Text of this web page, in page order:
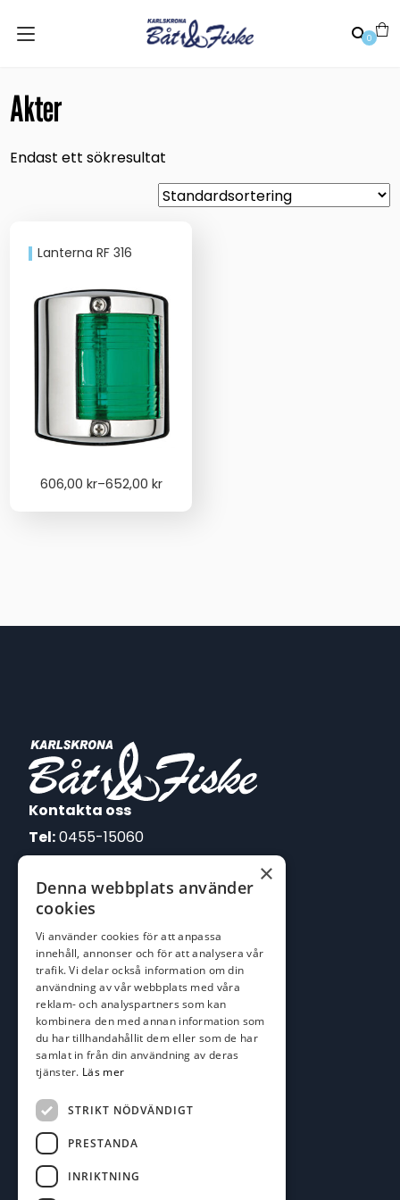
0
Akter
Endast ett sökresultat
Lanterna RF 316
606,00 kr–652,00 kr
Price
Kontakta oss
Tel:0455-15060
E-post:
johan@batofiske.se
kim@batofiske.se
Adress
Karlskrona Båt & Fiske AB
Lallerstedts gata 4
371 54 Karlskrona
Följ oss
Facebook
×
Denna webbplats använder
cookies
Vi använder cookies för att anpassa
innehåll, annonser och för att analysera vår
trafik. Vi delar också information om din
användning av vår webbplats med våra
reklam- och analyspartners som kan
kombinera den med annan information som
du har tillhandahållit dem eller som de har
samlat in från din användning av deras
tjänster. Läs mer
STRIKT NÖDVÄNDIGT
PRESTANDA
INRIKTNING